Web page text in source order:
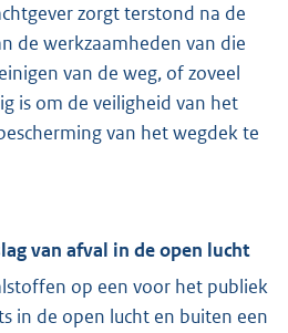
zorgt terstond na de
de werkzaamheden van die
van de weg, of zoveel
is om de veiligheid van het
van het wegdek te
van afval in de open lucht
op een voor het publiek
in de open lucht en buiten een